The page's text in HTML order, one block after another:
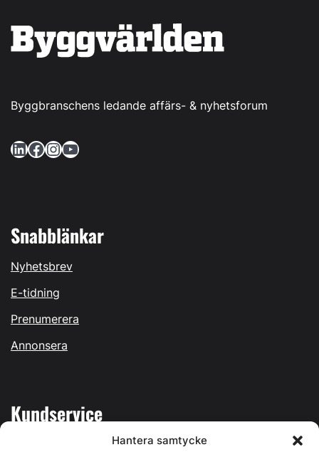
Hantera samtycke
Byggbranschens ledande affärs- & nyhetsforum
LinkedIn Facebook InstagramYouTube
Snabblänkar
Nyhetsbrev
E-tidning
Prenumerera
Annonsera
Kundservice